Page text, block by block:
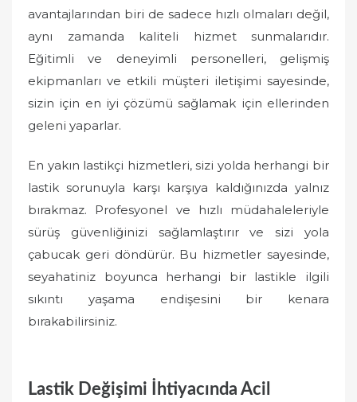
avantajlarından biri de sadece hızlı olmaları değil,
aynı zamanda kaliteli hizmet sunmalarıdır.
Eğitimli ve deneyimli personelleri, gelişmiş
ekipmanları ve etkili müşteri iletişimi sayesinde,
sizin için en iyi çözümü sağlamak için ellerinden
geleni yaparlar.
En yakın lastikçi hizmetleri, sizi yolda herhangi bir
lastik sorunuyla karşı karşıya kaldığınızda yalnız
bırakmaz. Profesyonel ve hızlı müdahaleleriyle
sürüş güvenliğinizi sağlamlaştırır ve sizi yola
çabucak geri döndürür. Bu hizmetler sayesinde,
seyahatiniz boyunca herhangi bir lastikle ilgili
sıkıntı yaşama endişesini bir kenara
bırakabilirsiniz.
Lastik Değişimi İhtiyacında Acil